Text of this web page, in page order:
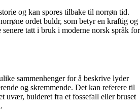
og kan spores tilbake til norrøn tid.
ordet buldr, som betyr en kraftig og
tatt i bruk i moderne norsk språk for
sammenhenger for å beskrive lyder
og skremmende. Det kan referere til
uvær, bulderet fra et fossefall eller bruset